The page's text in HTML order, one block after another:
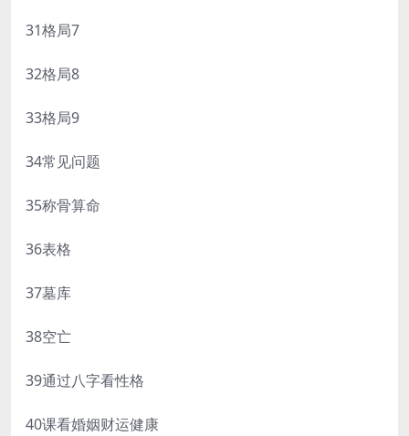
31格局7
32格局8
33格局9
34常见问题
35称骨算命
36表格
37墓库
38空亡
39通过八字看性格
40课看婚姻财运健康